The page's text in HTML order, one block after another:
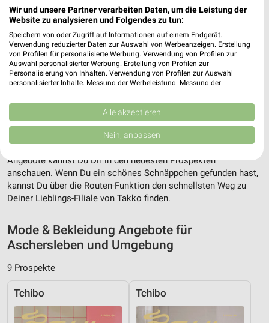
Takko Fashion Filiale in Aschersleben
Egal ob Adresse, Öffnungszeiten oder Route, hier findest Du
alles zur Takko Fashion Filiale in Aschersleben. Die aktuellsten
Angebote kannst Du Dir in den neuesten Prospekten
anschauen. Wenn Du ein schönes Schnäppchen gefunden hast,
kannst Du über die Routen-Funktion den schnellsten Weg zu
Deiner Lieblings-Filiale von Takko finden.
Mode & Bekleidung Angebote für
Aschersleben und Umgebung
9 Prospekte
Tchibo Tchibo
Wir und unsere Partner verarbeiten Daten, um die Leistung der
Website zu analysieren und Folgendes zu tun:
Speichern von oder Zugriff auf Informationen auf einem Endgerät.
Verwendung reduzierter Daten zur Auswahl von Werbeanzeigen. Erstellung
von Profilen für personalisierte Werbung. Verwendung von Profilen zur
Auswahl personalisierter Werbung. Erstellung von Profilen zur
Personalisierung von Inhalten. Verwendung von Profilen zur Auswahl
personalisierter Inhalte. Messung der Werbeleistung. Messung der
Kombinationen von Daten aus verschiedenen Quellen. Entwicklung und
Verbesserung der Angebote. Verwendung reduzierter Daten zur Auswahl
von Inhalten.
Daten können außerhalb der Europäischen Union weitergegeben und in die
Website/App.
Partnerliste anzeigen (1 IAB-Anbieter)
Wir nutzen Ihre Daten für folgende Zwecke:
Speichern von oder Zugriff auf Informationen
auf einem Endgerät
Verwendung reduzierter Daten zur Auswahl von
Werbeanzeigen
Erstellung von Profilen für personalisierte
Werbung
Alle akzeptieren
Nein, anpassen